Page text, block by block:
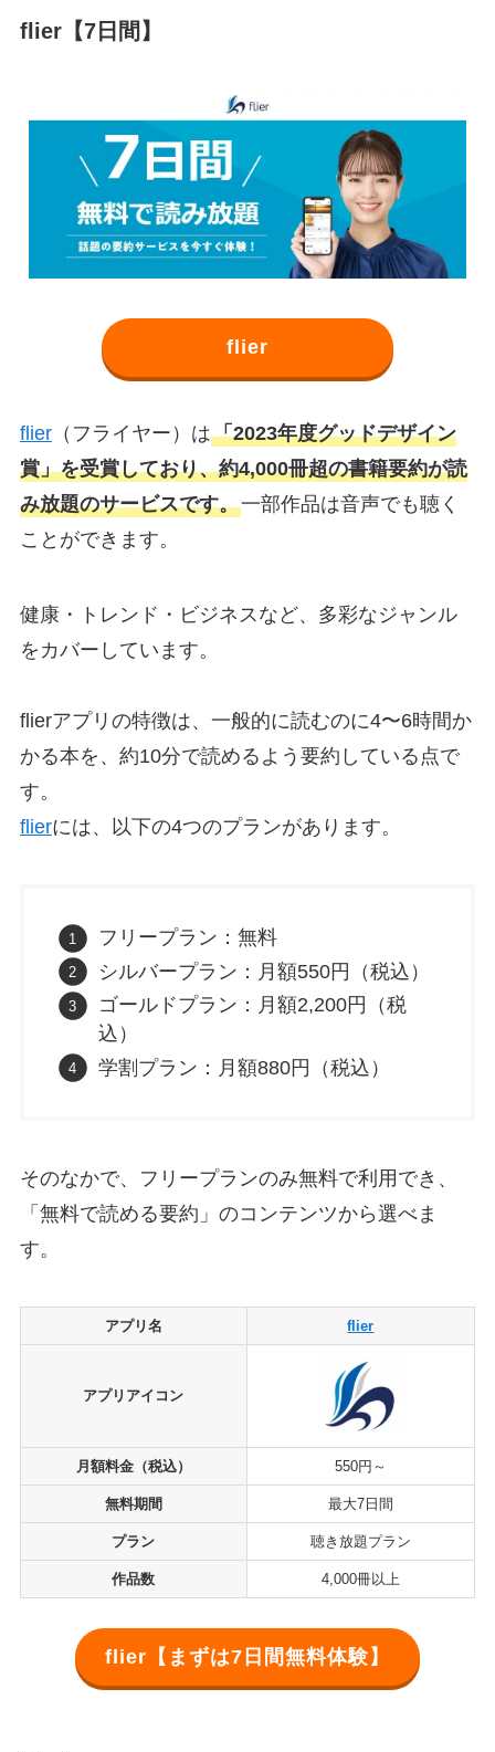
flier【7日間】
flier
flier（フライヤー）は「2023年度グッドデザイン
賞」を受賞しており、約4,000冊超の書籍要約が読
み放題のサービスです。一部作品は音声でも聴く
ことができます。
健康・トレンド・ビジネスなど、多彩なジャンル
をカバーしています。
flierアプリの特徴は、一般的に読むのに4〜6時間か
かる本を、約10分で読めるよう要約している点で
す。
flierには、以下の4つのプランがあります。
フリープラン：無料
シルバープラン：月額550円（税込）
ゴールドプラン：月額2,200円（税
込）
学割プラン：月額880円（税込）
そのなかで、フリープランのみ無料で利用でき、
「無料で読める要約」のコンテンツから選べま
す。
アプリ名 flier
アプリアイコン
月額料金（税込） 550円～
無料期間 最大7日間
プラン 聴き放題プラン
作品数 4,000冊以上
flier【まずは7日間無料体験】